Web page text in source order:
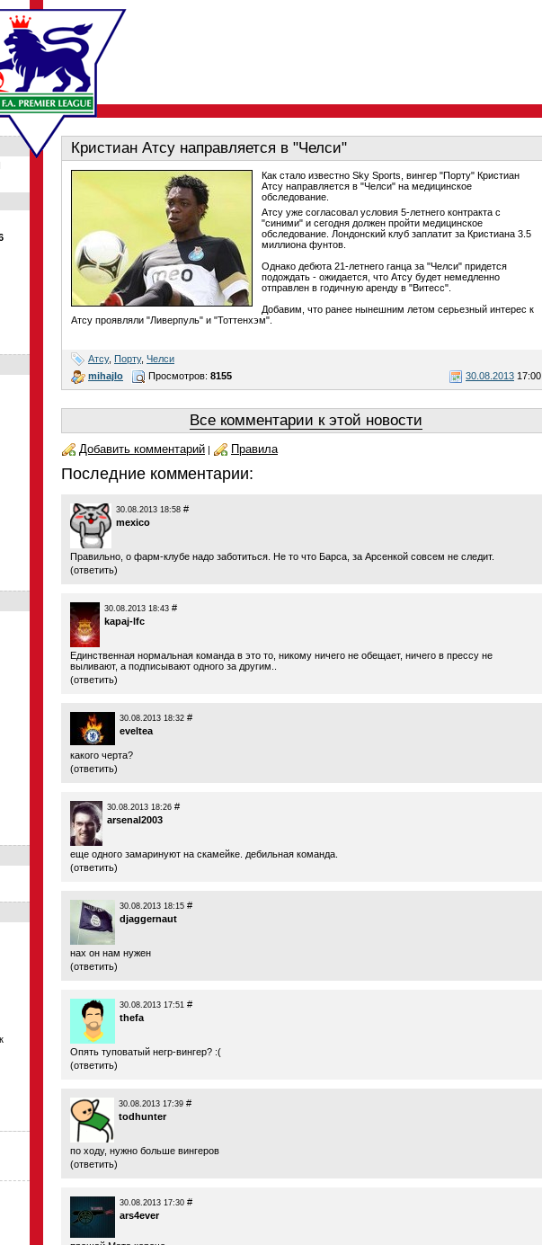
Кристиан Атсу направляется в "Челси"
Как стало известно Sky Sports, вингер "Порту" Кристиан
Атсу направляется в "Челси" на медицинское
обследование.
Атсу уже согласовал условия 5-летнего контракта с
"синими" и сегодня должен пройти медицинское
обследование. Лондонский клуб заплатит за Кристиана 3.5
миллиона фунтов.
Однако дебюта 21-летнего ганца за "Челси" придется
подождать - ожидается, что Атсу будет немедленно
отправлен в годичную аренду в "Витесс".
Добавим, что ранее нынешним летом серьезный интерес к
Атсу проявляли "Ливерпуль" и "Тоттенхэм".
Атсу, Порту, Челси
mihajlo
30.08.2013 17:00
Просмотров: 8155
Все комментарии к этой новости
Добавить комментарий | Правила
Последние комментарии:
30.08.2013 18:58 #
mexico
Правильно, о фарм-клубе надо заботиться. Не то что Барса, за Арсенкой совсем не следит.
(ответить)
30.08.2013 18:43 #
kapaj-lfc
Единственная нормальная команда в это то, никому ничего не обещает, ничего в прессу не
выливают, а подписывают одного за другим..
(ответить)
30.08.2013 18:32 #
eveltea
какого черта?
(ответить)
30.08.2013 18:26 #
arsenal2003
еще одного замаринуют на скамейке. дебильная команда.
(ответить)
30.08.2013 18:15 #
djaggernaut
нах он нам нужен
(ответить)
30.08.2013 17:51 #
thefa
Опять туповатый негр-вингер? :(
(ответить)
30.08.2013 17:39 #
todhunter
по ходу, нужно больше вингеров
(ответить)
30.08.2013 17:30 #
ars4ever